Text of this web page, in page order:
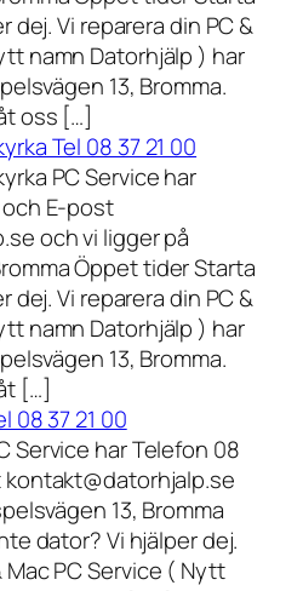
dej. Vi reparera din PC &
namn Datorhjälp ) har
13, Bromma.
oss […]
Tel 08 37 21 00
PC Service har
och E-post
och vi ligger på
Öppet tider Starta
dej. Vi reparera din PC &
namn Datorhjälp ) har
13, Bromma.
[…]
08 37 21 00
Service har Telefon 08
kontakt@datorhjalp.se
13, Bromma
dator? Vi hjälper dej.
Mac PC Service ( Nytt